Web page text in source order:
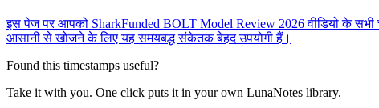
इस पेज पर आपको SharkFunded BOLT Model Review 2026 वीडियो के
आसानी से खोजने के लिए यह समयबद्ध संकेतक बेहद उपयोगी हैं।
Found this timestamps useful?
Take it with you. One click puts it in your own LunaNotes library.